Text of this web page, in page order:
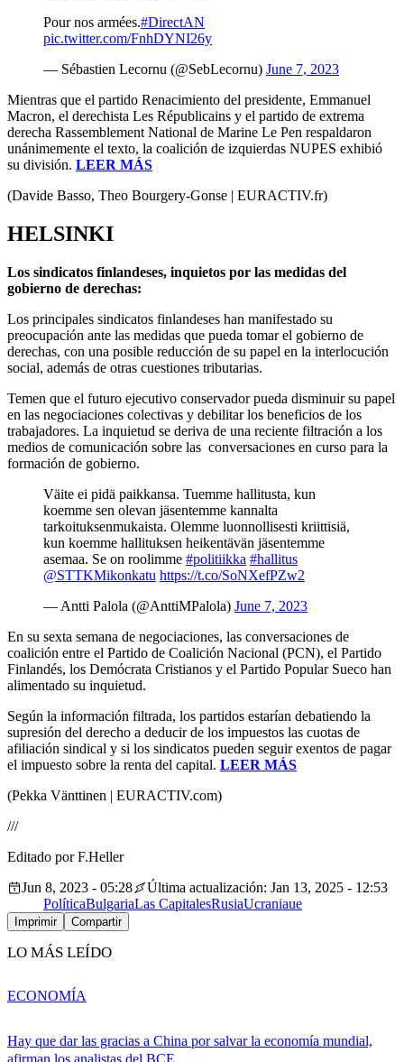
Pour nos armées.#DirectAN
pic.twitter.com/FnhDYNI26y
— Sébastien Lecornu (@SebLecornu) June 7, 2023
Mientras que el partido Renacimiento del presidente, Emmanuel
Macron, el derechista Les Républicains y el partido de extrema
derecha Rassemblement National de Marine Le Pen respaldaron
unánimemente el texto, la coalición de izquierdas NUPES exhibió
su división. LEER MÁS
(Davide Basso, Theo Bourgery-Gonse | EURACTIV.fr)
HELSINKI
Los sindicatos finlandeses, inquietos por las medidas del
gobierno de derechas:
Los principales sindicatos finlandeses han manifestado su
preocupación ante las medidas que pueda tomar el gobierno de
derechas, con una posible reducción de su papel en la interlocución
social, además de otras cuestiones tributarias.
Temen que el futuro ejecutivo conservador pueda disminuir su papel
en las negociaciones colectivas y debilitar los beneficios de los
trabajadores. La inquietud se deriva de una reciente filtración a los
medios de comunicación sobre las conversaciones en curso para la
formación de gobierno.
Väite ei pidä paikkansa. Tuemme hallitusta, kun
koemme sen olevan jäsentemme kannalta
tarkoituksenmukaista. Olemme luonnollisesti kriittisiä,
kun koemme hallituksen heikentävän jäsentemme
asemaa. Se on roolimme #politiikka #hallitus
@STTKMikonkatu https://t.co/SoNXefPZw2
— Antti Palola (@AnttiMPalola) June 7, 2023
En su sexta semana de negociaciones, las conversaciones de
coalición entre el Partido de Coalición Nacional (PCN), el Partido
Finlandés, los Demócrata Cristianos y el Partido Popular Sueco han
alimentado su inquietud.
Según la información filtrada, los partidos estarían debatiendo la
supresión del derecho a deducir de los impuestos las cuotas de
afiliación sindical y si los sindicatos pueden seguir exentos de pagar
el impuesto sobre la renta del capital. LEER MÁS
(Pekka Vänttinen | EURACTIV.com)
///
Editado por F.Heller
Jun 8, 2023 - 05:28
Última actualización: Jan 13, 2025 - 12:53
PolíticaBulgariaLas CapitalesRusiaUcraniaue
Imprimir Compartir
LO MÁS LEÍDO
Hay que dar las gracias a China por salvar la economía mundial,
afirman los analistas del BCE
ECONOMÍA